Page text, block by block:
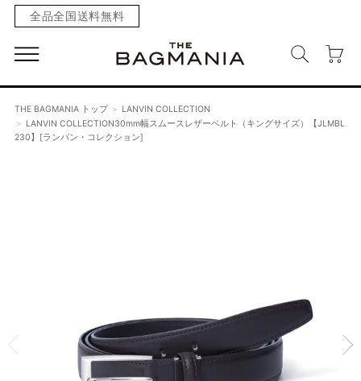
全品全国送料無料
THE BAGMANIA トップ
LANVIN COLLECTION
LANVIN COLLECTION30mm幅スムースレザーベルト（キングサイズ）【JLMBL
230】[ランバン・コレクション]